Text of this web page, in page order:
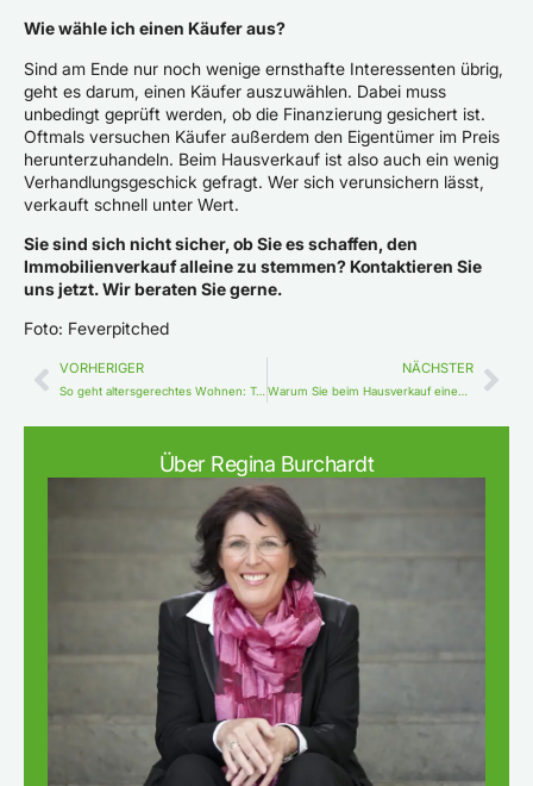
Über Regina Burchardt
Wie wähle ich einen Käufer aus?
Sind am Ende nur noch wenige ernsthafte Interessenten übrig,
geht es darum, einen Käufer auszuwählen. Dabei muss
unbedingt geprüft werden, ob die Finanzierung gesichert ist.
Oftmals versuchen Käufer außerdem den Eigentümer im Preis
herunterzuhandeln. Beim Hausverkauf ist also auch ein wenig
Verhandlungsgeschick gefragt. Wer sich verunsichern lässt,
verkauft schnell unter Wert.
Sie sind sich nicht sicher, ob Sie es schaffen, den
Immobilienverkauf alleine zu stemmen? Kontaktieren Sie
uns jetzt. Wir beraten Sie gerne.
Foto: Feverpitched
VORHERIGER
So geht altersgerechtes Wohnen: Teil 4 – Mehrgenerationenhäuser
NÄCHSTER